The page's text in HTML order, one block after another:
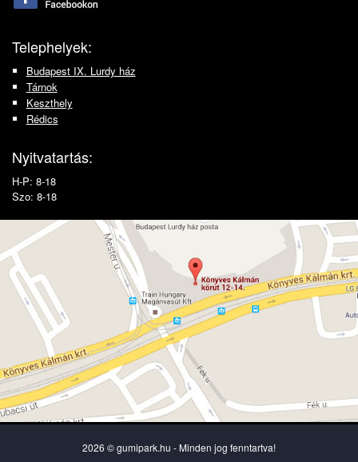
Telephelyek:
Budapest IX. Lurdy ház
Tárnok
Keszthely
Rédics
Nyitvatartás:
H-P: 8-18
Szo: 8-18
2026 © gumipark.hu - Minden jog fenntartva!